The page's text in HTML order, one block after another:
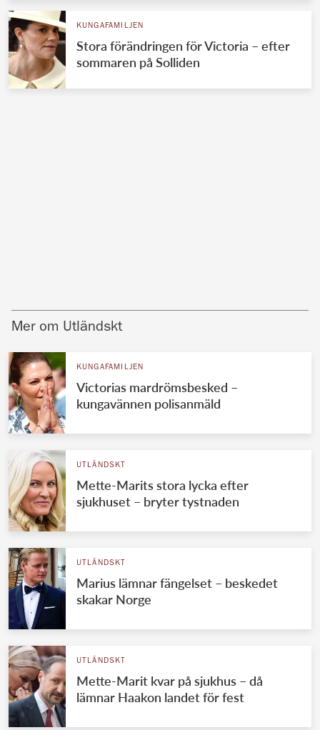
KUNGAFAMILJEN
Stora förändringen för Victoria – efter
sommaren på Solliden
Mer om Utländskt
KUNGAFAMILJEN
Victorias mardrömsbesked –
kungavännen polisanmäld
UTLÄNDSKT
Mette-Marits stora lycka efter
sjukhuset – bryter tystnaden
UTLÄNDSKT
Marius lämnar fängelset – beskedet
skakar Norge
UTLÄNDSKT
Mette-Marit kvar på sjukhus – då
lämnar Haakon landet för fest